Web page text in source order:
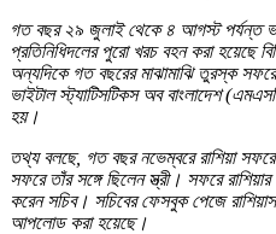
গত বছর ২৯ জুলাই থেকে ৪ আগস্ট পর্যন্ত
প্রতিনিধিদলের পুরো খরচ বহন করা হয়েছে
অন্যদিকে গত বছরের মাঝামাঝি তুরস্ক
ভাইটাল স্ট্যাটিসটিকস অব বাংলাদেশ
হয়।
তথ্য বলছে, গত বছর নভেম্বরে রাশিয়া
সফরে তাঁর সঙ্গে ছিলেন স্ত্রী। সফরে রাশিয়ার
করেন সচিব। সচিবের ফেসবুক পেজে
আপলোড করা হয়েছে।